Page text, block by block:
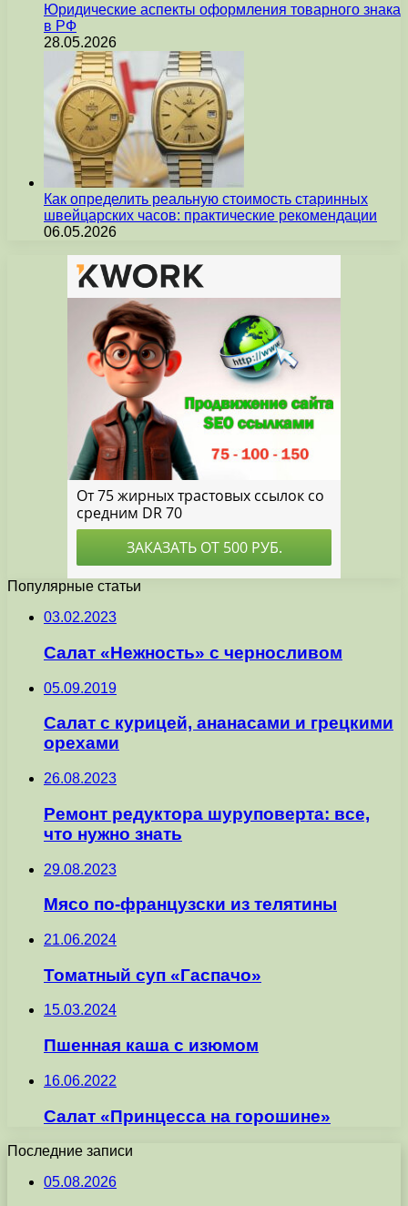
Юридические аспекты оформления товарного знака
в РФ
28.05.2026
Как определить реальную стоимость старинных
швейцарских часов: практические рекомендации
06.05.2026
Популярные статьи
03.02.2023
Салат «Нежность» с черносливом
05.09.2019
Салат с курицей, ананасами и грецкими
орехами
26.08.2023
Ремонт редуктора шуруповерта: все,
что нужно знать
29.08.2023
Мясо по-французски из телятины
21.06.2024
Томатный суп «Гаспачо»
15.03.2024
Пшенная каша с изюмом
16.06.2022
Салат «Принцесса на горошине»
Последние записи
05.08.2026